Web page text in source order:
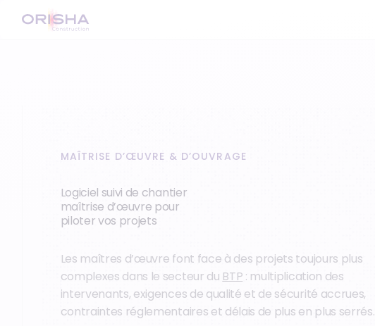
MAÎTRISE D’ŒUVRE & D’OUVRAGE
Logiciel suivi de chantier
maîtrise d’œuvre pour
piloter vos projets
Les maîtres d’œuvre font face à des projets toujours plus
complexes dans le secteur du BTP : multiplication des
intervenants, exigences de qualité et de sécurité accrues,
contraintes réglementaires et délais de plus en plus serrés.